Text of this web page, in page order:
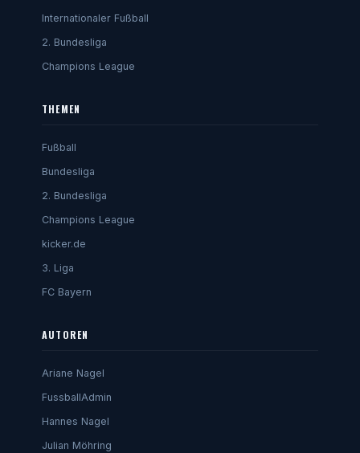
Internationaler Fußball
2. Bundesliga
Champions League
THEMEN
Fußball
Bundesliga
2. Bundesliga
Champions League
kicker.de
3. Liga
FC Bayern
AUTOREN
Ariane Nagel
FussballAdmin
Hannes Nagel
Julian Möhring